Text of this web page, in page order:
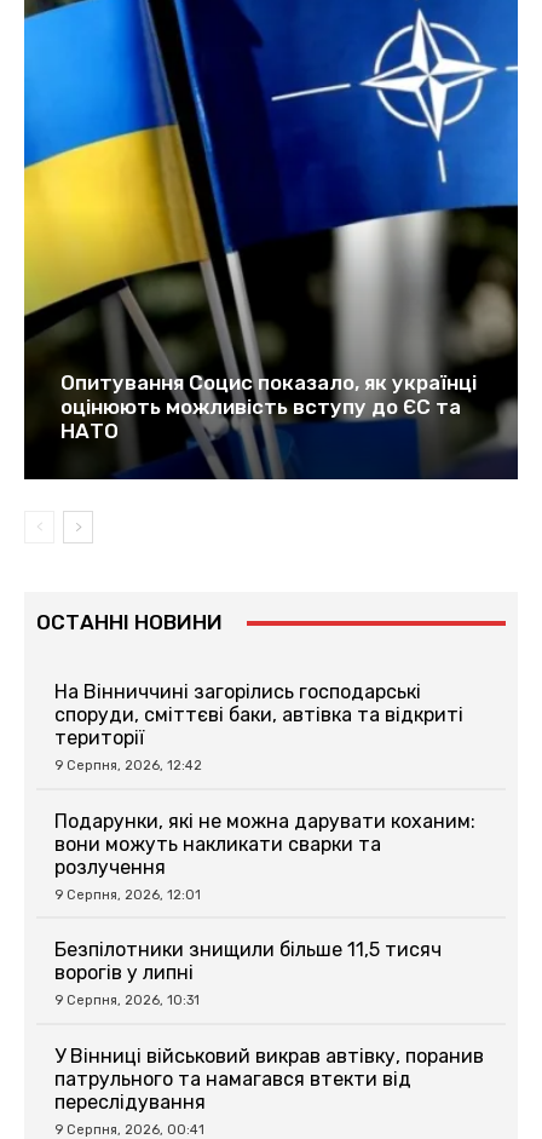
Опитування Социс показало, як українці
оцінюють можливість вступу до ЄС та
НАТО
ОСТАННІ НОВИНИ
На Вінниччині загорілись господарські
споруди, сміттєві баки, автівка та відкриті
території
9 Серпня, 2026, 12:42
Подарунки, які не можна дарувати коханим:
вони можуть накликати сварки та
розлучення
9 Серпня, 2026, 12:01
Безпілотники знищили більше 11,5 тисяч
ворогів у липні
9 Серпня, 2026, 10:31
У Вінниці військовий викрав автівку, поранив
патрульного та намагався втекти від
переслідування
9 Серпня, 2026, 00:41